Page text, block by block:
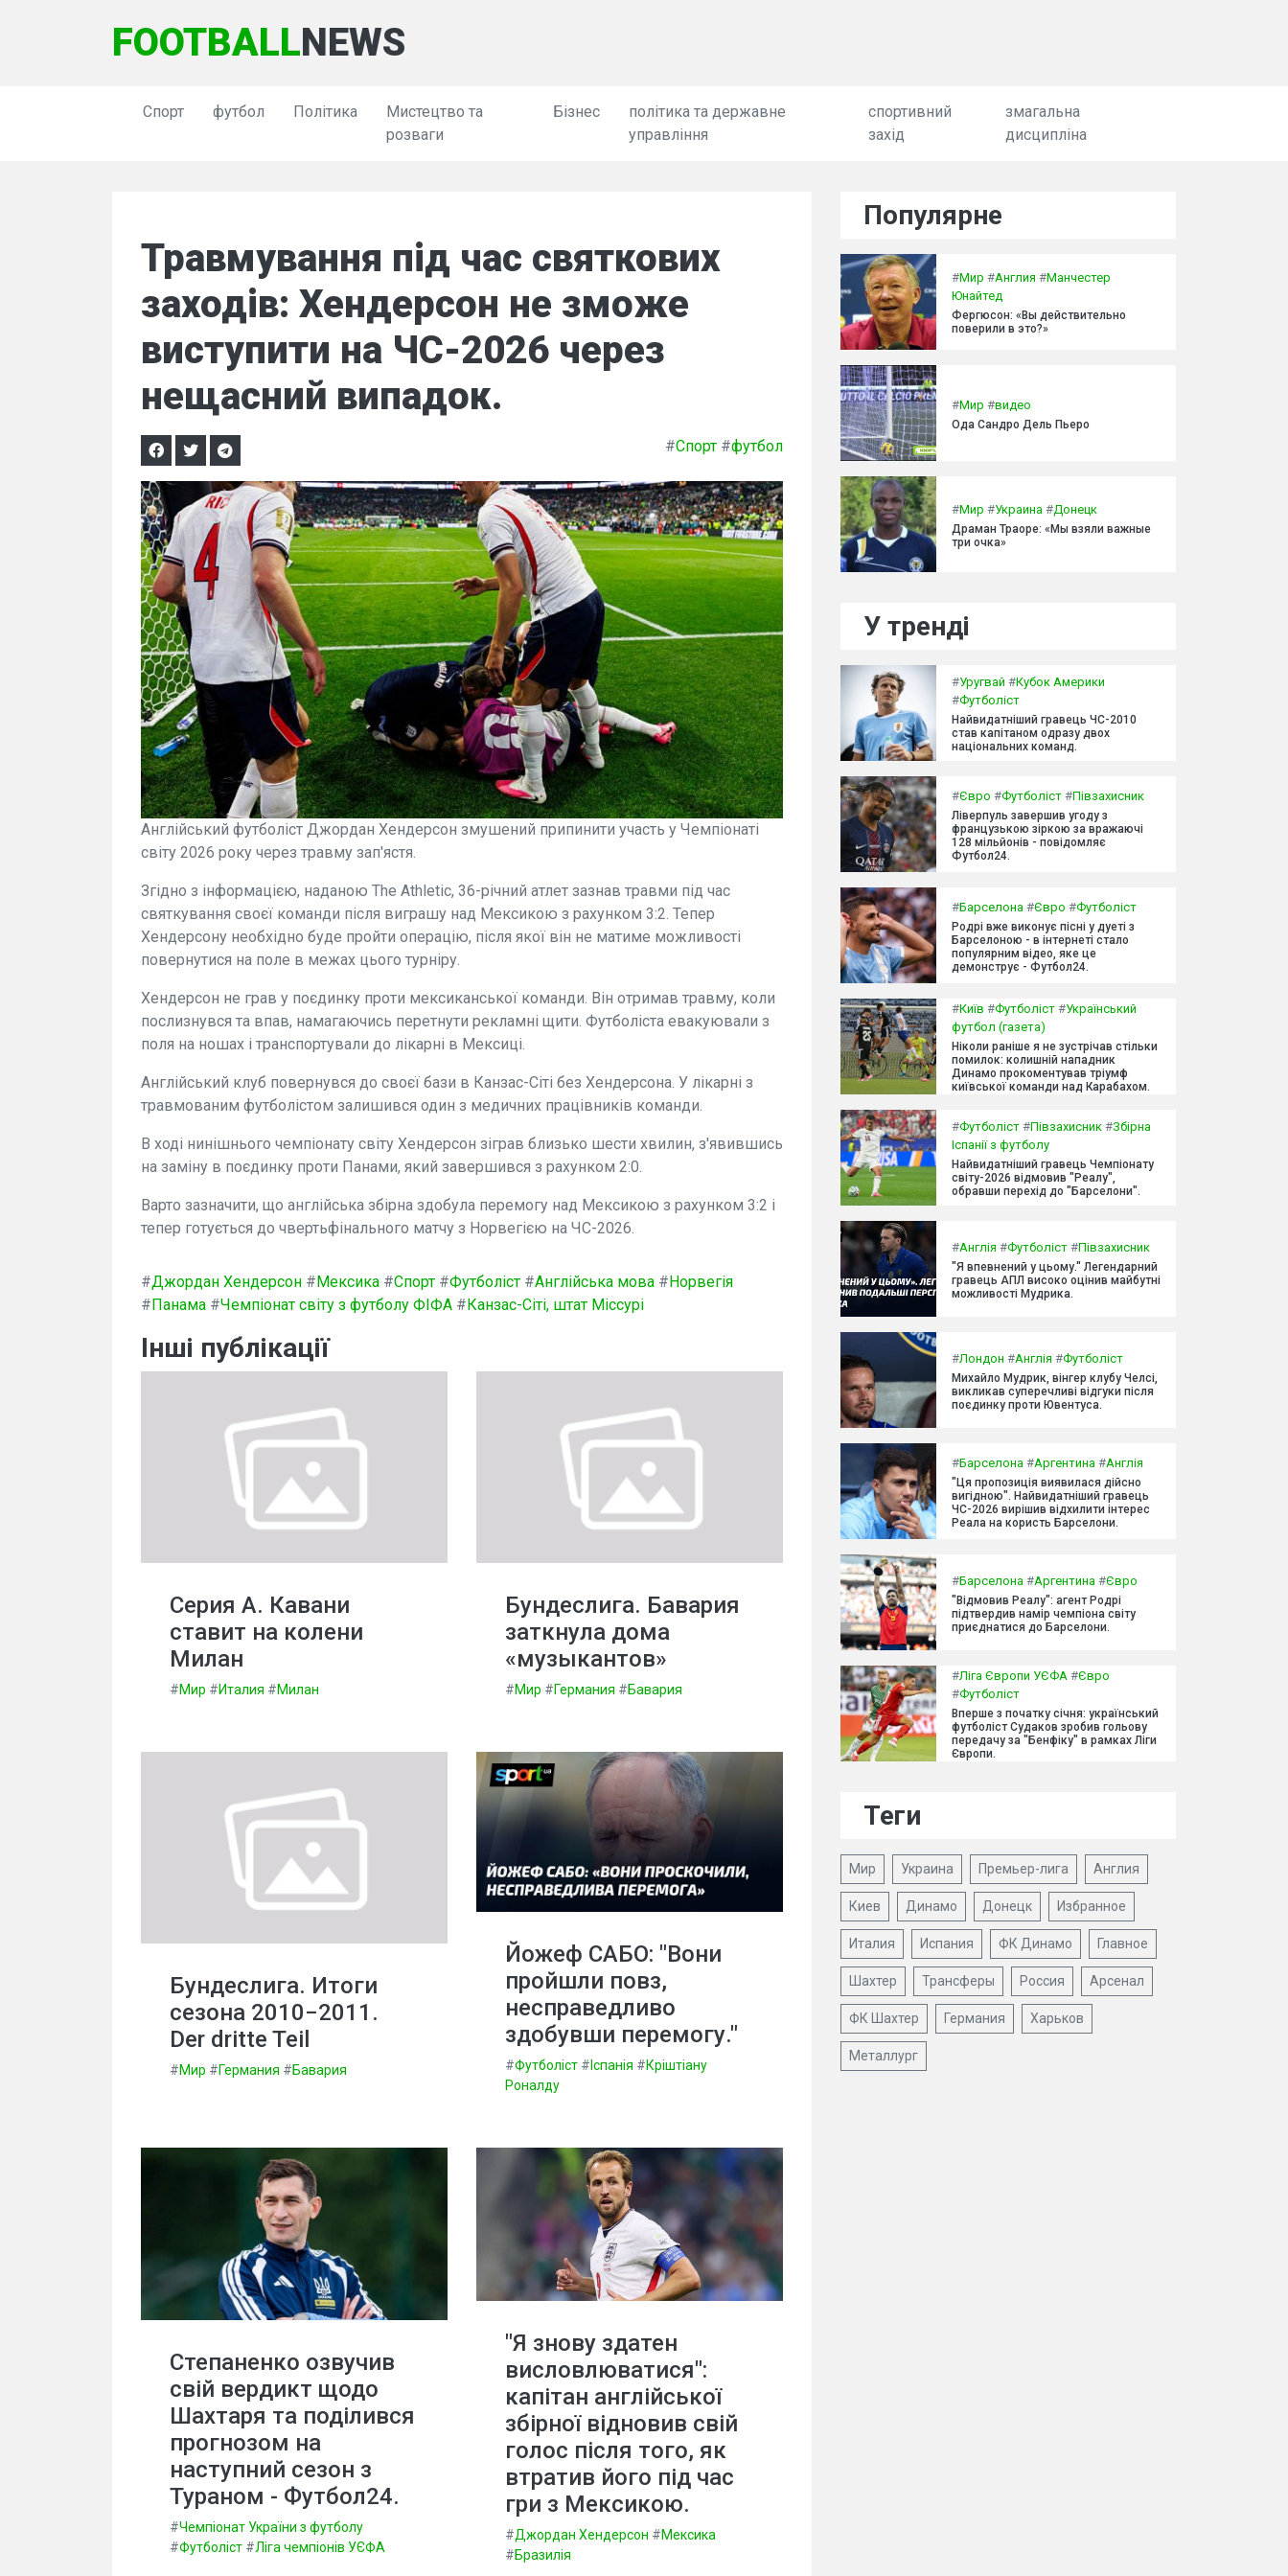
FOOTBALLNEWS
Спорт футбол Політика
Мистецтво та
розваги
Бізнес
політика та державне
управління
спортивний
захід
змагальна
дисципліна
Травмування під час святкових
заходів: Хендерсон не зможе
виступити на ЧС-2026 через
нещасний випадок.
#Спорт #футбол
Англійський футболіст Джордан Хендерсон змушений припинити участь у Чемпіонаті
світу 2026 року через травму зап'ястя.
Згідно з інформацією, наданою The Athletic, 36-річний атлет зазнав травми під час
святкування своєї команди після виграшу над Мексикою з рахунком 3:2. Тепер
Хендерсону необхідно буде пройти операцію, після якої він не матиме можливості
повернутися на поле в межах цього турніру.
Хендерсон не грав у поєдинку проти мексиканської команди. Він отримав травму, коли
послизнувся та впав, намагаючись перетнути рекламні щити. Футболіста евакуювали з
поля на ношах і транспортували до лікарні в Мексиці.
Англійський клуб повернувся до своєї бази в Канзас-Сіті без Хендерсона. У лікарні з
травмованим футболістом залишився один з медичних працівників команди.
В ході нинішнього чемпіонату світу Хендерсон зіграв близько шести хвилин, з'явившись
на заміну в поєдинку проти Панами, який завершився з рахунком 2:0.
Варто зазначити, що англійська збірна здобула перемогу над Мексикою з рахунком 3:2 і
тепер готується до чвертьфінального матчу з Норвегією на ЧС-2026.
#Джордан Хендерсон #Мексика #Спорт #Футболіст #Англійська мова #Норвегія
#Панама #Чемпіонат світу з футболу ФІФА #Канзас-Сіті, штат Міссурі
Інші публікації
Серия А. Кавани
ставит на колени
Милан
#Мир #Италия #Милан
Бундеслига. Бавария
заткнула дома
«музыкантов»
#Мир #Германия #Бавария
Бундеслига. Итоги
сезона 2010−2011.
Der dritte Teil
#Мир #Германия #Бавария
Йожеф САБО: "Вони
пройшли повз,
несправедливо
здобувши перемогу."
#Футболіст # Іспанія #Кріштіану
Роналду
Степаненко озвучив
свій вердикт щодо
Шахтаря та поділився
прогнозом на
наступний сезон з
Тураном - Футбол24.
#Чемпіонат України з футболу
#Футболіст #Ліга чемпіонів УЄФА
"Я знову здатен
висловлюватися":
капітан англійської
збірної відновив свій
голос після того, як
втратив його під час
гри з Мексикою.
#Джордан Хендерсон #Мексика
#Бразилія
Популярне
#Мир #Англия #Манчестер
Юнайтед
Фергюсон: «Вы действительно
поверили в это?»
#Мир #видео
Ода Сандро Дель Пьеро
#Мир #Украина #Донецк
Драман Траоре: «Мы взяли важные
три очка»
У тренді
#Уругвай #Кубок Америки
#Футболіст
Найвидатніший гравець ЧС-2010
став капітаном одразу двох
національних команд.
#Євро #Футболіст #Півзахисник
Ліверпуль завершив угоду з
французькою зіркою за вражаючі
128 мільйонів - повідомляє
Футбол24.
#Барселона #Євро #Футболіст
Родрі вже виконує пісні у дуеті з
Барселоною - в інтернеті стало
популярним відео, яке це
демонструє - Футбол24.
#Київ #Футболіст #Український
футбол (газета)
Ніколи раніше я не зустрічав стільки
помилок: колишній нападник
Динамо прокоментував тріумф
київської команди над Карабахом.
#Футболіст #Півзахисник #Збірна
Іспанії з футболу
Найвидатніший гравець Чемпіонату
світу-2026 відмовив "Реалу",
обравши перехід до "Барселони".
#Англія #Футболіст #Півзахисник
"Я впевнений у цьому." Легендарний
гравець АПЛ високо оцінив майбутні
можливості Мудрика.
#Лондон #Англія #Футболіст
Михайло Мудрик, вінгер клубу Челсі,
викликав суперечливі відгуки після
поєдинку проти Ювентуса.
#Барселона #Аргентина #Англія
"Ця пропозиція виявилася дійсно
вигідною". Найвидатніший гравець
ЧС-2026 вирішив відхилити інтерес
Реала на користь Барселони.
#Барселона #Аргентина #Євро
"Відмовив Реалу": агент Родрі
підтвердив намір чемпіона світу
приєднатися до Барселони.
#Ліга Європи УЄФА #Євро
#Футболіст
Вперше з початку січня: український
футболіст Судаков зробив гольову
передачу за "Бенфіку" в рамках Ліги
Європи.
Теги
Мир Украина Премьер-лига Англия
Киев Динамо Донецк Избранное
Италия Испания ФК Динамо Главное
Шахтер Трансферы Россия Арсенал
ФК Шахтер Германия Харьков
Металлург